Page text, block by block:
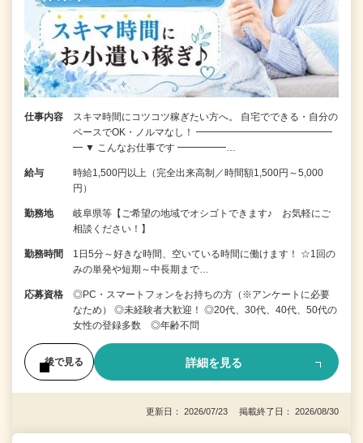
仕事内容
スキマ時間にコツコツ稼ぎたい方へ。 自宅でできる・自分の
ペースでOK・ノルマなし！ ━━━━━━━━━━━━━━
━ ▼ こんなお仕事です ━━━━━…
給与
時給1,500円以上（完全出来高制／時間額1,500円～5,000
円）
勤務地
岐阜県等【ご希望の地域でオシゴトできます♪ お気軽にご
相談ください！】
勤務時間
1日5分～好きな時間、空いている時間に働けます！ ☆1回の
みの単発や短期～中長期まで…
応募資格
◎PC・スマートフォンをお持ちの方（※アンケートに必要
なため） ◎未経験者大歓迎！ ◎20代、30代、40代、50代の
女性の登録多数 ◎年齢不問
後で見る 詳細を見る
更新日： 2026/07/23 掲載終了日： 2026/08/30